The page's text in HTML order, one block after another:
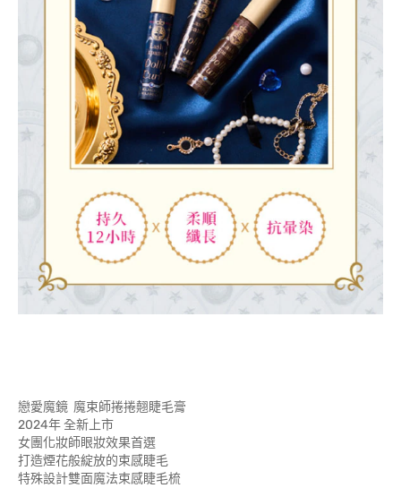
戀愛魔鏡 魔束師捲捲翹睫毛膏
2024年 全新上市
女團化妝師眼妝效果首選
打造煙花般綻放的束感睫毛
特殊設計雙面魔法束感睫毛梳